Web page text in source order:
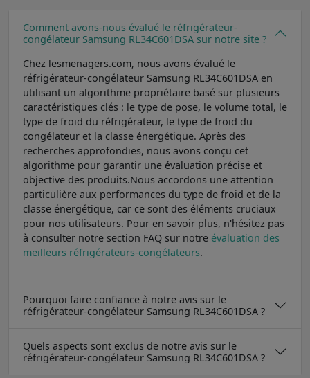
Comment avons-nous évalué le réfrigérateur-
congélateur Samsung RL34C601DSA sur notre site ?
Chez lesmenagers.com, nous avons évalué le
réfrigérateur-congélateur Samsung RL34C601DSA en
utilisant un algorithme propriétaire basé sur plusieurs
caractéristiques clés : le type de pose, le volume total, le
type de froid du réfrigérateur, le type de froid du
congélateur et la classe énergétique. Après des
recherches approfondies, nous avons conçu cet
algorithme pour garantir une évaluation précise et
objective des produits.Nous accordons une attention
particulière aux performances du type de froid et de la
classe énergétique, car ce sont des éléments cruciaux
pour nos utilisateurs. Pour en savoir plus, n'hésitez pas
à consulter notre section FAQ sur notre évaluation des
meilleurs réfrigérateurs-congélateurs.
Pourquoi faire confiance à notre avis sur le
réfrigérateur-congélateur Samsung RL34C601DSA ?
Quels aspects sont exclus de notre avis sur le
réfrigérateur-congélateur Samsung RL34C601DSA ?